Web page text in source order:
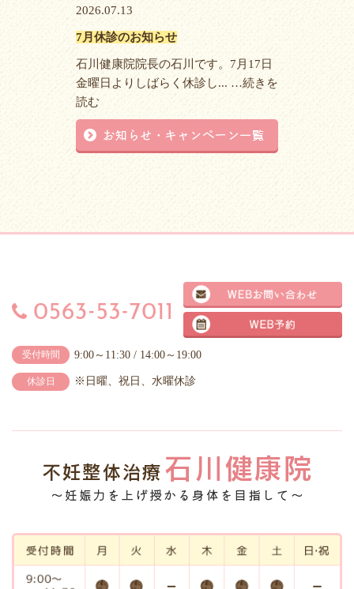
2026.07.13
7月休診のお知らせ
石川健康院院長の石川です。7月17日
金曜日よりしばらく休診し... …続きを
読む
受付時間 9:00～11:30 / 14:00～19:00
休診日 ※日曜、祝日、水曜休診